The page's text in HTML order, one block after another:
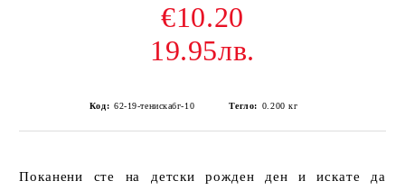
€10.20
19.95лв.
Код: 62-19-тенискабг-10 Тегло: 0.200 кг
Поканени сте на детски рожден ден и искате да